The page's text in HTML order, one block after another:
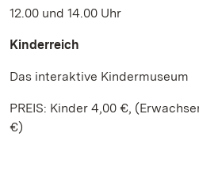
12.00 und 14.00 Uhr
Kinderreich
Das interaktive Kindermuseum
PREIS: Kinder 4,00 €,
€)